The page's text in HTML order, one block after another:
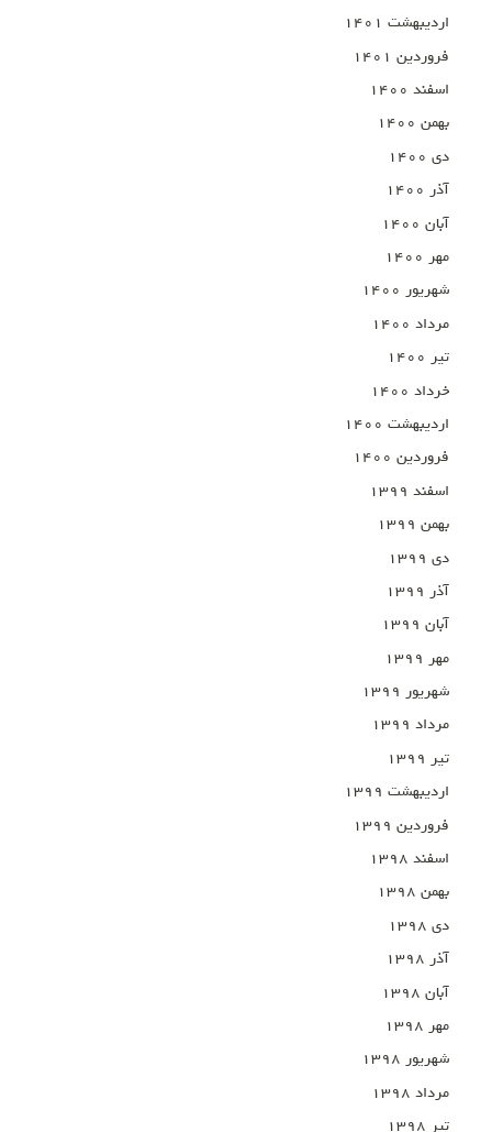
اردیبهشت ۱۴۰۱
فروردین ۱۴۰۱
اسفند ۱۴۰۰
بهمن ۱۴۰۰
دی ۱۴۰۰
آذر ۱۴۰۰
آبان ۱۴۰۰
مهر ۱۴۰۰
شهریور ۱۴۰۰
مرداد ۱۴۰۰
تیر ۱۴۰۰
خرداد ۱۴۰۰
اردیبهشت ۱۴۰۰
فروردین ۱۴۰۰
اسفند ۱۳۹۹
بهمن ۱۳۹۹
دی ۱۳۹۹
آذر ۱۳۹۹
آبان ۱۳۹۹
مهر ۱۳۹۹
شهریور ۱۳۹۹
مرداد ۱۳۹۹
تیر ۱۳۹۹
اردیبهشت ۱۳۹۹
فروردین ۱۳۹۹
اسفند ۱۳۹۸
بهمن ۱۳۹۸
دی ۱۳۹۸
آذر ۱۳۹۸
آبان ۱۳۹۸
مهر ۱۳۹۸
شهریور ۱۳۹۸
مرداد ۱۳۹۸
تیر ۱۳۹۸